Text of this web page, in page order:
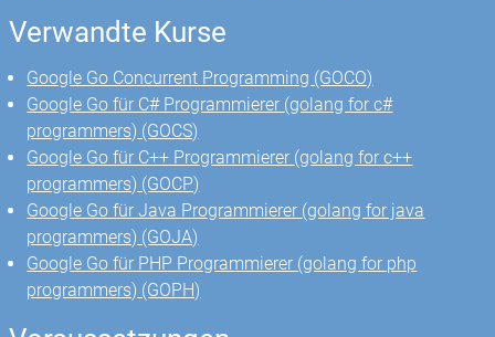
Verwandte Kurse
Google Go Concurrent Programming (GOCO)
Google Go für C# Programmierer (golang for c#
programmers) (GOCS)
Google Go für C++ Programmierer (golang for c++
programmers) (GOCP)
Google Go für Java Programmierer (golang for java
programmers) (GOJA)
Google Go für PHP Programmierer (golang for php
programmers) (GOPH)